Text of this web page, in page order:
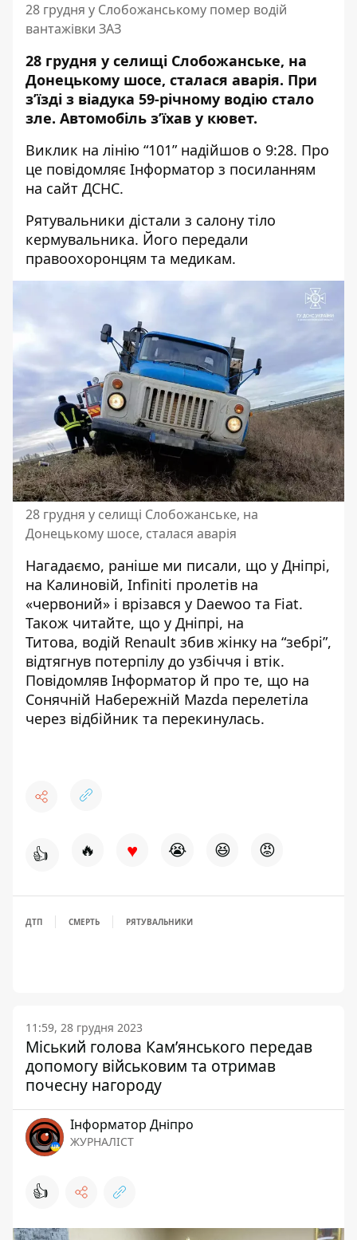
28 грудня у Слобожанському помер водій
вантажівки ЗАЗ
28 грудня у селищі Слобожанське, на
Донецькому шосе, сталася аварія. При
з’їзді з віадука 59-річному водію стало
зле. Автомобіль з’їхав у кювет.
Виклик на лінію “101” надійшов о 9:28. Про
це повідомляє Інформатор з посиланням
на сайт ДСНС.
Рятувальники дістали з салону тіло
кермувальника. Його передали
правоохоронцям та медикам.
28 грудня у селищі Слобожанське, на
Донецькому шосе, сталася аварія
Нагадаємо, раніше ми писали, що у Дніпрі,
на Калиновій, Infiniti пролетів на
«червоний» і врізався у Daewoo та Fiat.
Також читайте, що у Дніпрі, на
Титова, водій Renault збив жінку на “зебрі”,
відтягнув потерпілу до узбіччя і втік.
Повідомляв Інформатор й про те, що на
Сонячній Набережній Mazda перелетіла
через відбійник та перекинулась.
👍 🔥 ♥ 😭 😆 😡
ДТП СМЕРТЬ РЯТУВАЛЬНИКИ
11:59, 28 грудня 2023
Міський голова Кам’янського передав
допомогу військовим та отримав
почесну нагороду
Інформатор Дніпро
ЖУРНАЛІСТ
👍